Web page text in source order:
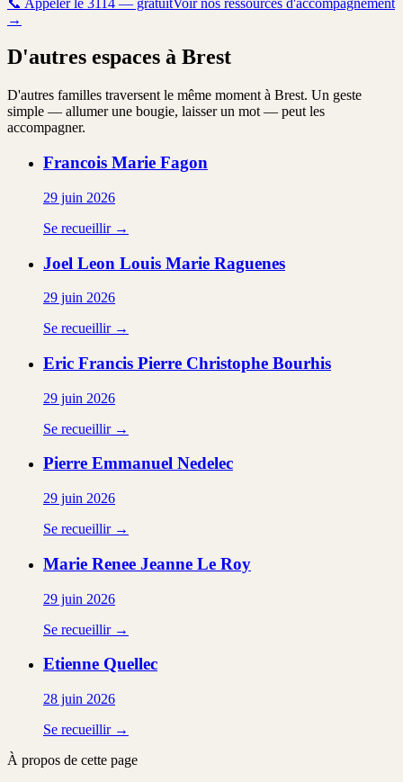
→
D'autres espaces à Brest
D'autres familles traversent le même moment à Brest. Un geste
simple — allumer une bougie, laisser un mot — peut les
accompagner.
Francois Marie Fagon
29 juin 2026
Se recueillir →
Joel Leon Louis Marie Raguenes
29 juin 2026
Se recueillir →
Eric Francis Pierre Christophe Bourhis
29 juin 2026
Se recueillir →
Pierre Emmanuel Nedelec
29 juin 2026
Se recueillir →
Marie Renee Jeanne Le Roy
29 juin 2026
Se recueillir →
Etienne Quellec
28 juin 2026
Se recueillir →
À propos de cette page